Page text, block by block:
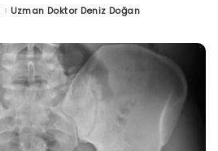
Posted
Uzman Doktor Deniz Doğan